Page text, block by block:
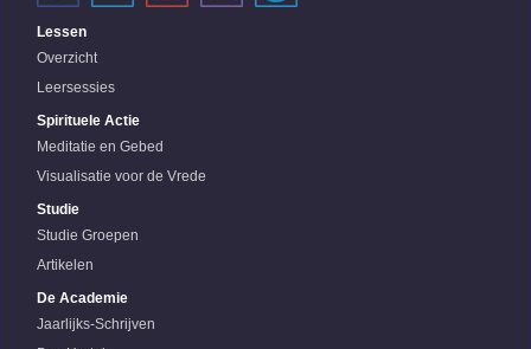
Lessen
Overzicht
Leersessies
Spirituele Actie
Meditatie en Gebed
Visualisatie voor de Vrede
Studie
Studie Groepen
Artikelen
De Academie
Jaarlijks-Schrijven